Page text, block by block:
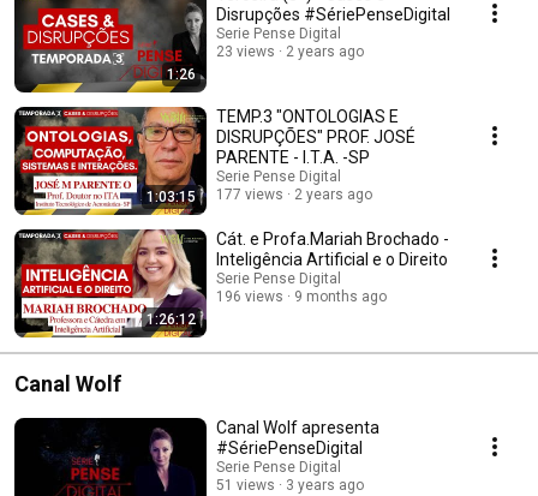
1:26
Disrupções #SériePenseDigital
Serie Pense Digital
23 views
2 years ago
1:03:15
TEMP.3 "ONTOLOGIAS E
DISRUPÇÕES" PROF. JOSÉ
PARENTE - I.T.A. -SP
Serie Pense Digital
177 views
2 years ago
1:26:12
Cát. e Profa.Mariah Brochado -
Inteligência Artificial e o Direito
Serie Pense Digital
196 views
9 months ago
Canal Wolf
Canal Wolf apresenta
#SériePenseDigital
Serie Pense Digital
51 views
3 years ago